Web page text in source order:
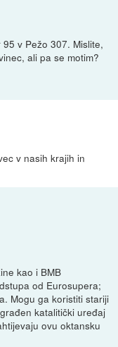
v Pežo 307. Mislite,
ali pa se motim?
v nasih krajih in
kao i BMB
od Eurosupera;
Mogu ga koristiti stariji
katalitički uređaj
ovu oktansku